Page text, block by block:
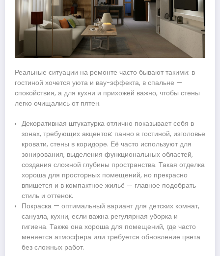
Реальные ситуации на ремонте часто бывают такими: в
гостиной хочется уюта и вау-эффекта, в спальне —
спокойствия, а для кухни и прихожей важно, чтобы стены
легко очищались от пятен.
Декоративная штукатурка отлично показывает себя в
зонах, требующих акцентов: панно в гостиной, изголовье
кровати, стены в коридоре. Её часто используют для
зонирования, выделения функциональных областей,
создания сложной глубины пространства. Такая отделка
хороша для просторных помещений, но прекрасно
впишется и в компактное жильё — главное подобрать
стиль и оттенок.
Покраска — оптимальный вариант для детских комнат,
санузла, кухни, если важна регулярная уборка и
гигиена. Также она хороша для помещений, где часто
меняется атмосфера или требуется обновление цвета
без сложных работ.